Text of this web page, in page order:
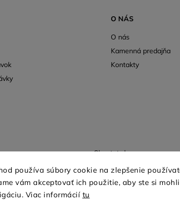
používa súbory cookie na zlepšenie
vám akceptovať ich použitie, aby ste si
Viac informácií tu
O NÁS
O nás
Kamenná predajňa
Kontakty
Shoptet.sk
Copyright 2026mio-treya.sk
Upraviť nastavenie cookies